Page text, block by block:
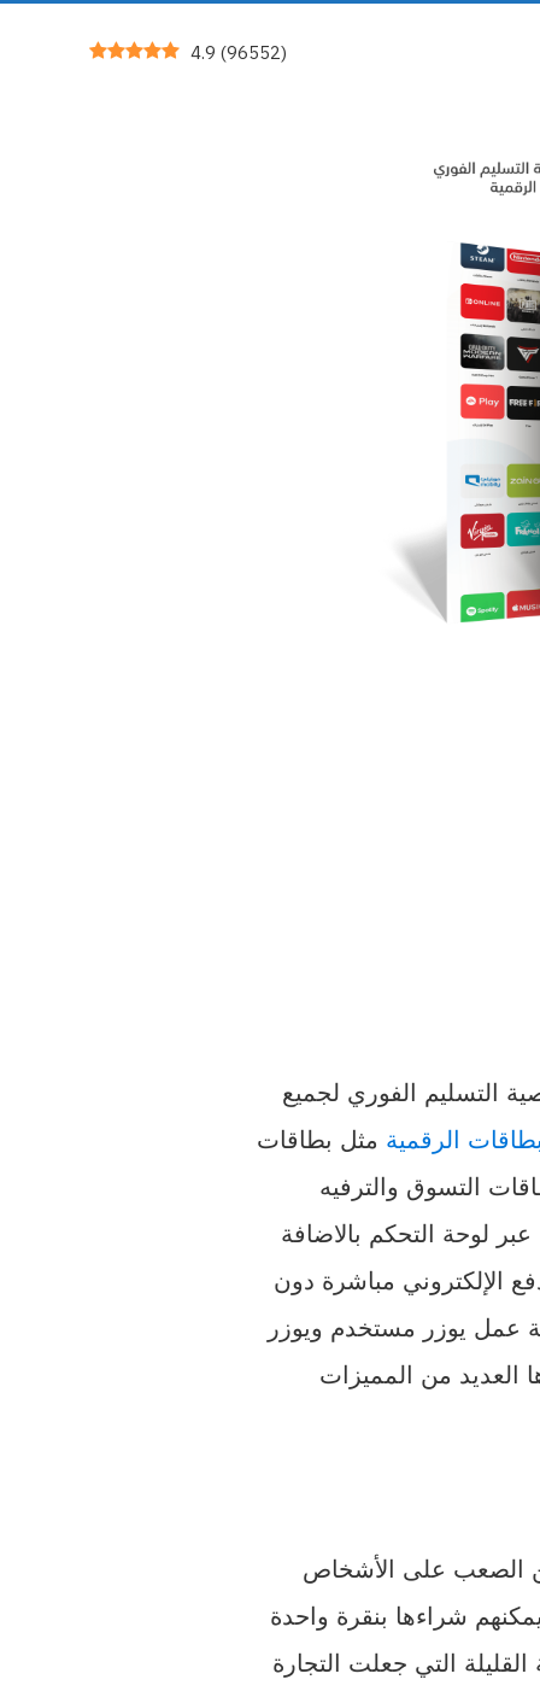
4.9 (96552)
التسليم الفوري لجميع
الرقمية مثل بطاقات
لوحة التحكم بالاضافة
الإلكتروني مباشرة دون
عمل يوزر مستخدم ويوزر
العديد من المميزات
الصعب على الأشخاص
القليلة التي جعلت التجارة